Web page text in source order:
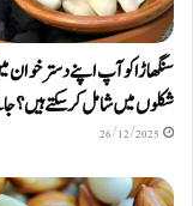
سنگھاڑا کو آپ اپنے دستر خوان
شکلوں میں شامل کرسکتے ہیں ؟
26/12/2025